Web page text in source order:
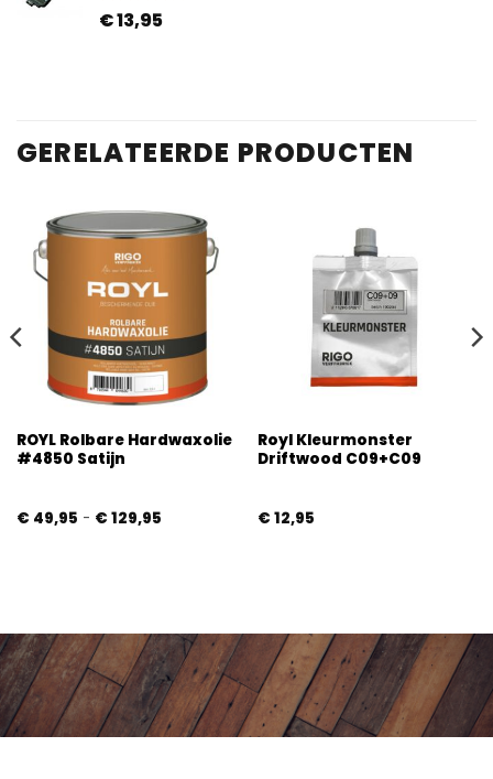
Gewaardeerd
1
€13,95
GERELATEERDE PRODUCTEN
ROYL Rolbare Hardwaxolie
#4850 Satijn
€ 49,95 - € 129,95Prijsklasse:
Royl Kleurmonster
Driftwood C09+C09
€ 12,95